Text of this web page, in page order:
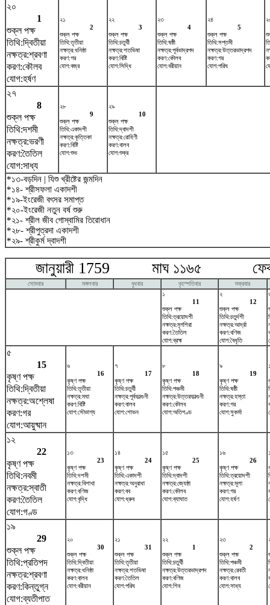
২০
1
শুক্ল পক্ষ
তিথি:দ্বিতীয়া
নক্ষত্র:শ্রবণা
করণ:কৌলব
যোগ:হর্ষণ
২১
2
শুক্ল পক্ষ
তিথি:তৃতীয়া
নক্ষত্র:ধনিষ্ঠা
করণ:গর
যোগ:বজ্র
২২
3
শুক্ল পক্ষ
তিথি:চতুর্থী
নক্ষত্র:শতভিষ‌া
করণ:বিষ্টি
যোগ:সিদ্ধি
২৩
4
শুক্ল পক্ষ
তিথি:ষষ্ঠী
নক্ষত্র:পূর্বভাদ্রপদ
করণ:কৌলব
যোগ:বরীয়ান
২৪
5
শুক্ল পক্ষ
তিথি:সপ্তমী
নক্ষত্র:উত্তরভাদ্রপদ
করণ:গর
যোগ:পরিঘ
২৭
8
শুক্ল পক্ষ
তিথি:দশমী
নক্ষত্র:ভরণী
করণ:তৈতিল
যোগ:সাধ্য
২৮
9
শুক্ল পক্ষ
তিথি:একাদশী
নক্ষত্র:কৃত্তিকা
করণ:বিষ্টি
যোগ:শুভ
২৯
10
শুক্ল পক্ষ
তিথি:দ্বাদশী
নক্ষত্র:রোহিণী
করণ:বালব
যোগ:শুক্র
*১৩-বড়দিন | যিশু খ্রীষ্টের জন্মদিন
*১৪- শ্রীসফলা একাদশী
*১৯-ইংরেজী বৎসর সমাপ্ত
*২০-ইংরেজী নতুন বর্ষ শুরু
*২১- শ্রীল জীব গোস্বামির তিরোধান
*২৮- শ্রীপুত্রদা একাদশী
*২৯- শ্রীকুর্ম দ্বাদশী
জানুয়ারী 1759 মাঘ ১১৬৫
সোমবার মঙ্গলবার বুধবার বৃহস্পতিবার
শুক্রবার
১
11
শুক্ল পক্ষ
তিথি:ত্রয়োদশী
নক্ষত্র:মৃগশিরা
করণ:তৈতিল
যোগ:ব্রহ্ম
২
12
শুক্ল পক্ষ
তিথি:চতুর্দশী
নক্ষত্র:আর্দ্রা
করণ:বণিজ
যোগ:বৈধৃতি
৫
15
কৃষ্ণ পক্ষ
তিথি:দ্বিতীয়া
নক্ষত্র:অশ্লেষা
করণ:গর
যোগ:আয়ুষ্মান
৬
16
কৃষ্ণ পক্ষ
তিথি:তৃতীয়া
নক্ষত্র:মঘা
করণ:বিষ্টি
যোগ:সৌভাগ্য
৭
17
কৃষ্ণ পক্ষ
তিথি:চতুর্থী
নক্ষত্র:পূর্বফাল্গুনী
করণ:বালব
যোগ:শোভন
৮
18
কৃষ্ণ পক্ষ
তিথি:পঞ্চমী
নক্ষত্র:উত্তরফাল্গুনী
করণ:কৌলব
যোগ:অতিগণ্ড
৯
19
কৃষ্ণ পক্ষ
তিথি:ষষ্ঠী
নক্ষত্র:হস্তা
করণ:গর
যোগ:সুকর্মা
১২
22
কৃষ্ণ পক্ষ
তিথি:নবমী
নক্ষত্র:স্বাতী
করণ:তৈতিল
যোগ:গণ্ড
১৩
23
কৃষ্ণ পক্ষ
তিথি:দশমী
নক্ষত্র:বিশাখা
করণ:বণিজ
যোগ:বৃদ্ধি
১৪
24
কৃষ্ণ পক্ষ
তিথি:একাদশী
নক্ষত্র:অনুরাধা
করণ:বব
যোগ:ধ্রুব
১৫
25
কৃষ্ণ পক্ষ
তিথি:দ্বাদশী
নক্ষত্র:জ্যেষ্ঠা
করণ:কৌলব
যোগ:ব্যাঘাত
১৬
26
কৃষ্ণ পক্ষ
তিথি:ত্রয়োদশী
নক্ষত্র:মূলা
করণ:গর
যোগ:হর্ষণ
১৯
29
শুক্ল পক্ষ
তিথি:প্রতিপদ
নক্ষত্র:শ্রবণা
করণ:কিন্তুগ্ন
যোগ:ব্যতীপাত
২০
30
শুক্ল পক্ষ
তিথি:দ্বিতীয়া
নক্ষত্র:ধনিষ্ঠা
করণ:বালব
যোগ:বরীয়ান
২১
31
শুক্ল পক্ষ
তিথি:তৃতীয়া
নক্ষত্র:শতভিষ‌া
করণ:তৈতিল
যোগ:পরিঘ
২২
1
শুক্ল পক্ষ
তিথি:চতুর্থী
নক্ষত্র:উত্তরভাদ্রপদ
করণ:বণিজ
যোগ:শিব
২৩
2
শুক্ল পক্ষ
তিথি:পঞ্চমী
নক্ষত্র:রেবতী
করণ:বালব
যোগ:সাধ্য